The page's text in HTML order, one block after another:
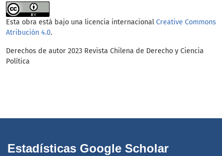
Esta obra está bajo una licencia internacional Creative Commons
Atribución 4.0.
Derechos de autor 2023 Revista Chilena de Derecho y Ciencia
Política
Estadísticas Google Scholar